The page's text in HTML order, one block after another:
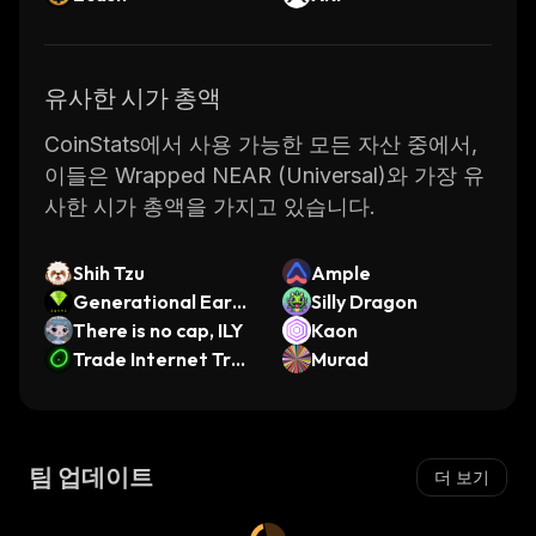
유사한 시가 총액
CoinStats에서 사용 가능한 모든 자산 중에서,
이들은 Wrapped NEAR (Universal)와 가장 유
사한 시가 총액을 가지고 있습니다.
Shih Tzu
Ample
Generational Earni
ngs Mechanism
Silly Dragon
There is no cap, ILY
Kaon
Trade Internet Tren
Murad
팀 업데이트 더 보기